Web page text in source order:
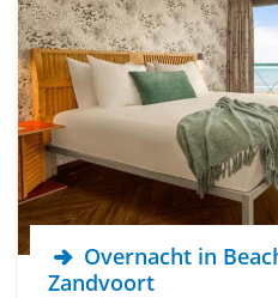
Overnacht in
Zandvoort